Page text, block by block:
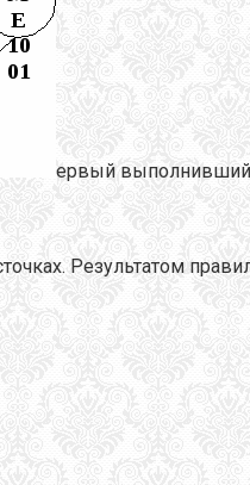
ервый выполнивший,
Результатом